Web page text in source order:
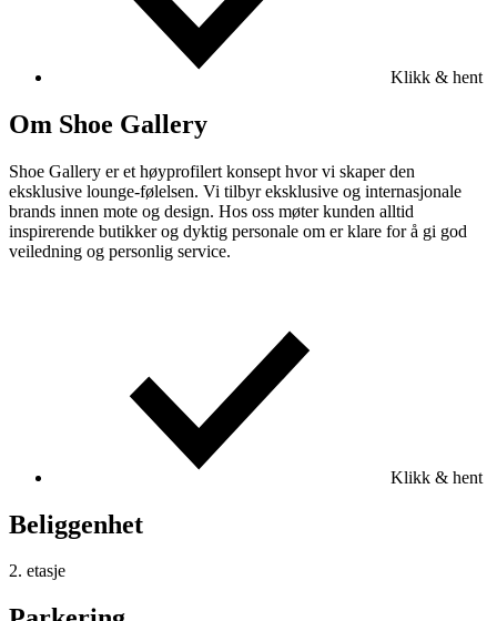
Klikk & hent
Om Shoe Gallery
Shoe Gallery er et høyprofilert konsept hvor vi skaper den
eksklusive lounge-følelsen. Vi tilbyr eksklusive og internasjonale
brands innen mote og design. Hos oss møter kunden alltid
inspirerende butikker og dyktig personale om er klare for å gi god
veiledning og personlig service.
Klikk & hent
Beliggenhet
2. etasje